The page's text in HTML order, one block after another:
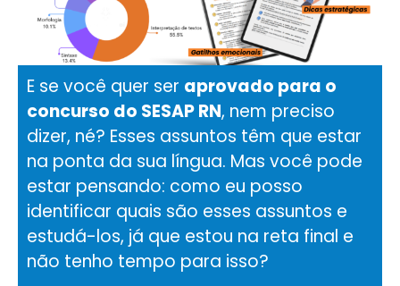
E se você quer ser aprovado para o
concurso do SESAP RN, nem preciso
dizer, né? Esses assuntos têm que estar
na ponta da sua língua. Mas você pode
estar pensando: como eu posso
identificar quais são esses assuntos e
estudá-los, já que estou na reta final e
não tenho tempo para isso?